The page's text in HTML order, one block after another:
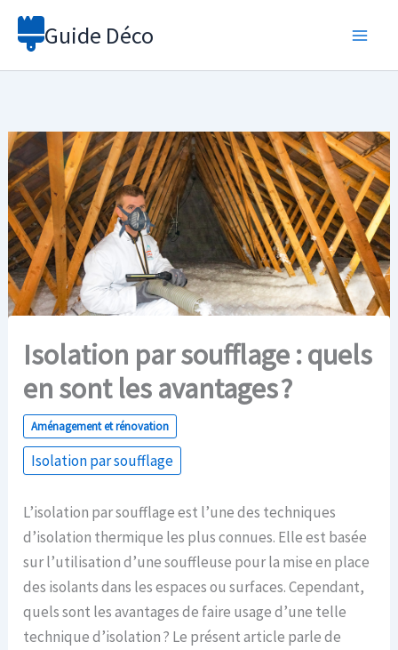
Aller
Guide Déco
Isolation par soufflage : quels
en sont les avantages ?
Aménagement et rénovation
Isolation par soufflage
L’isolation par soufflage est l’une des techniques
d’isolation thermique les plus connues. Elle est basée
sur l’utilisation d’une souffleuse pour la mise en place
des isolants dans les espaces ou surfaces. Cependant,
quels sont les avantages de faire usage d’une telle
technique d’isolation ? Le présent article parle de